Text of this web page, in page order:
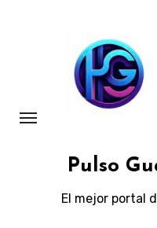
Pulso
El mejor portal